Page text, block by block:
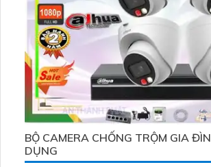
BỘ CAMERA CHỐNG TRỘM GIA
DỤNG